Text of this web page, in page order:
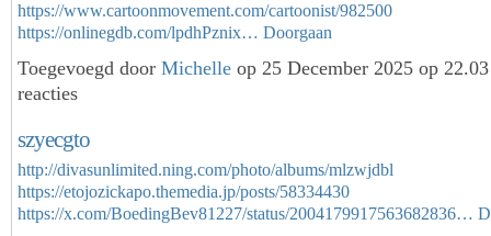
https://www.cartoonmovement.com/cartoonist/982500
https://onlinegdb.com/lpdhPznix… Doorgaan
Toegevoegd door Michelle op 25 December 2025 op
reacties
szyecgto
http://divasunlimited.ning.com/photo/albums/mlzwjdbl
https://etojozickapo.themedia.jp/posts/58334430
https://x.com/BoedingBev81227/status/2004179917563682836…